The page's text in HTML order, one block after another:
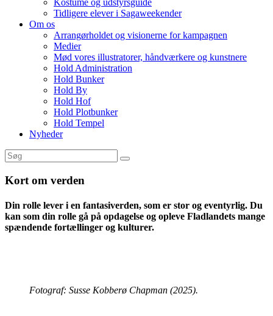
Kostume og udstyrsguide
Tidligere elever i Sagaweekender
Om os
Arrangørholdet og visionerne for kampagnen
Medier
Mød vores illustratorer, håndværkere og kunstnere
Hold Administration
Hold Bunker
Hold By
Hold Hof
Hold Plotbunker
Hold Tempel
Nyheder
Kort om verden
Din rolle lever i en fantasiverden, som er stor og eventyrlig. Du
kan som din rolle gå på opdagelse og opleve Fladlandets mange
spændende fortællinger og kulturer.
Fotograf: Susse Kobberø Chapman (2025).